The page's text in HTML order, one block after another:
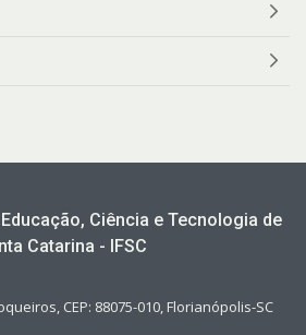
Ciência e Tecnologia de
Catarina - IFSC
CEP: 88075-010, Florianópolis-SC